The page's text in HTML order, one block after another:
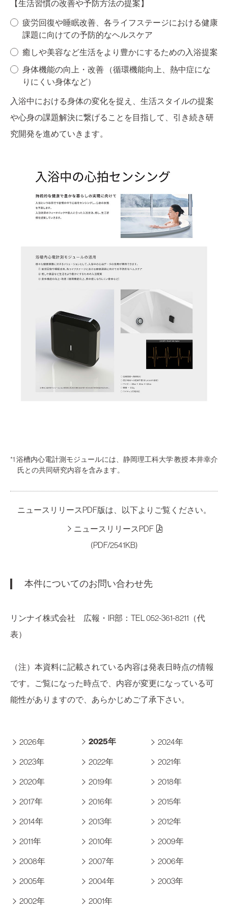
【生活習慣の改善や予防方法の提案】
疲労回復や睡眠改善、各ライフステージにおける健康
課題に向けての予防的なヘルスケア
癒しや美容など生活をより豊かにするための入浴提案
身体機能の向上・改善 （循環機能向上、熱中症にな
りにくい身体など）
入浴中における身体の変化を捉え、生活スタイルの提案
や心身の課題解決に繋げることを目指して、引き続き研
究開発を進めていきます。
*1 浴槽内心電計測モジュールには、静岡理工科大学 教授 本井幸介
氏との共同研究内容を含みます。
ニュースリリースPDF版は、以下よりご覧ください。
ニュースリリースPDF
(PDF/2541KB)
本件についてのお問い合わせ先
リンナイ株式会社 広報・IR部：TEL 052-361-8211（代
表）
（注）本資料に記載されている内容は発表日時点の情報
です。ご覧になった時点で、内容が変更になっている可
能性がありますので、あらかじめご了承下さい。
2026年 2025年 2024年
2023年 2022年 2021年
2020年 2019年 2018年
2017年 2016年 2015年
2014年 2013年 2012年
2011年 2010年 2009年
2008年 2007年 2006年
2005年 2004年 2003年
2002年 2001年